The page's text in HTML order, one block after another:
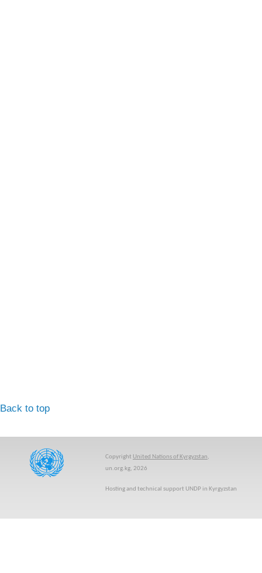
Back to top
Copyright United Nations of Kyrgyzstan,
un.org.kg, 2026
Hosting and technical support UNDP in Kyrgyzstan